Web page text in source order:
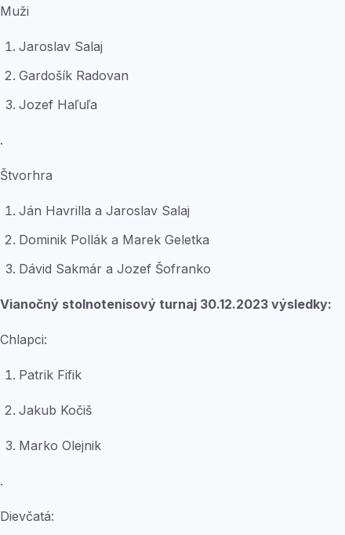
Muži
Jaroslav Salaj
Gardošík Radovan
Jozef Haľuľa
.
Štvorhra
Ján Havrilla a Jaroslav Salaj
Dominik Pollák a Marek Geletka
Dávid Sakmár a Jozef Šofranko
Vianočný stolnotenisový turnaj 30.12.2023 výsledky:
Chlapci:
Patrik Fifik
Jakub Kočiš
Marko Olejnik
.
Dievčatá: